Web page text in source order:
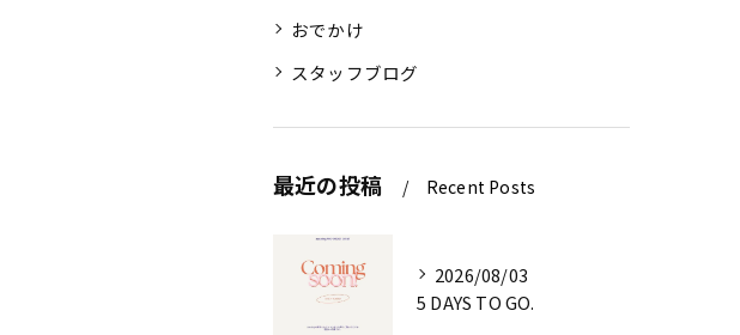
おでかけ
スタッフブログ
最近の投稿 Recent Posts
2026/08/03
5 DAYS TO GO.